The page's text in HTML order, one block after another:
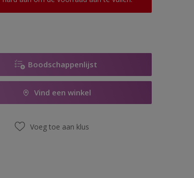
Boodschappenlijst
Vind een winkel
Voeg toe aan klus